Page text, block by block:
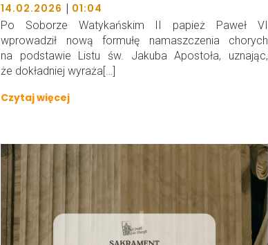
14.02.2026 | 01:04
Po Soborze Watykańskim II papież Paweł VI
wprowadził nową formułę namaszczenia chorych
na podstawie Listu św. Jakuba Apostoła, uznając,
że dokładniej wyraża[…]
Czytaj więcej